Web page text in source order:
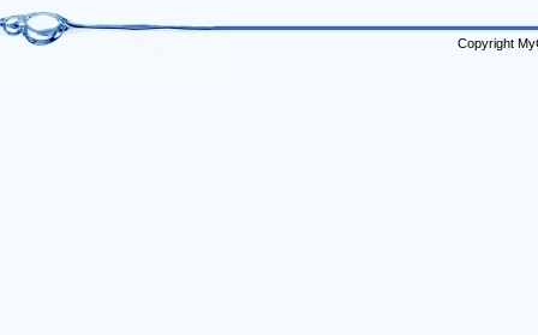
Copyright